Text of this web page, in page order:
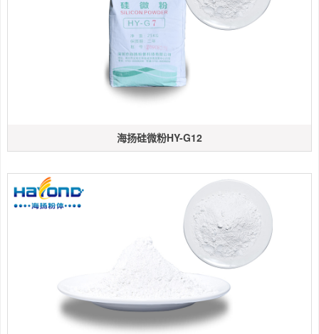
海扬硅微粉HY-G12